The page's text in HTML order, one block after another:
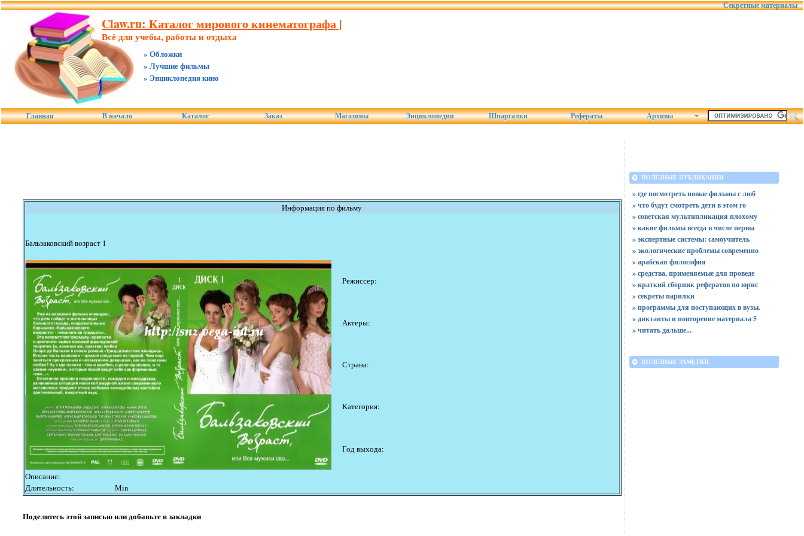
Секретные материалы
Claw.ru: Каталог мирового кинематографа |
Всё для учебы, работы и отдыха
» Обложки
» Лучшие фильмы
» Энциклопедия кино
Главная В начало Каталог Заказ Магазины Энциклопедии Шпаргалки Рефераты Архивы
Информация по фильму
Бальзаковский возраст 1
Режиссер:
Актеры:
Страна:
Категория:
Год выхода:
Описание:
Длительность:
Min
Поделитесь этой записью или добавьте в закладки
ПОЛЕЗНЫЕ ПУБЛИКАЦИИ
» где посмотреть новые фильмы с люб
» что будут смотреть дети в этом го
» советская мультипликация плохому
» какие фильмы всегда в числе первы
» экспертные системы: самоучитель
» экологические проблемы современно
» арабская философия
» средства, применяемые для проведе
» краткий сборник рефератов по юрис
» секреты парилки
» программы для поступающих в вузы.
» диктанты и повторение материала 5
»читать дальше...
ПОЛЕЗНЫЕ ЗАМЕТКИ